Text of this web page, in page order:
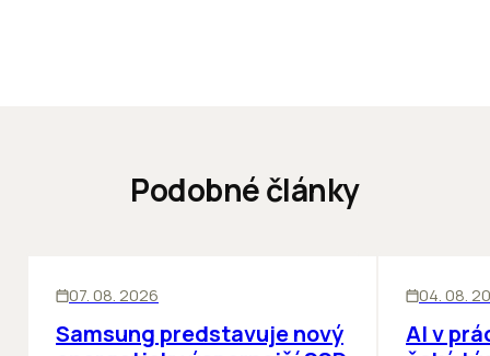
Podobné články
07. 08. 2026
Samsung predstavuje nový
04. 08.
AI v